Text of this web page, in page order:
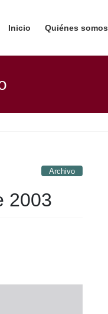
Inicio Quiénes somos
Archivo
2003